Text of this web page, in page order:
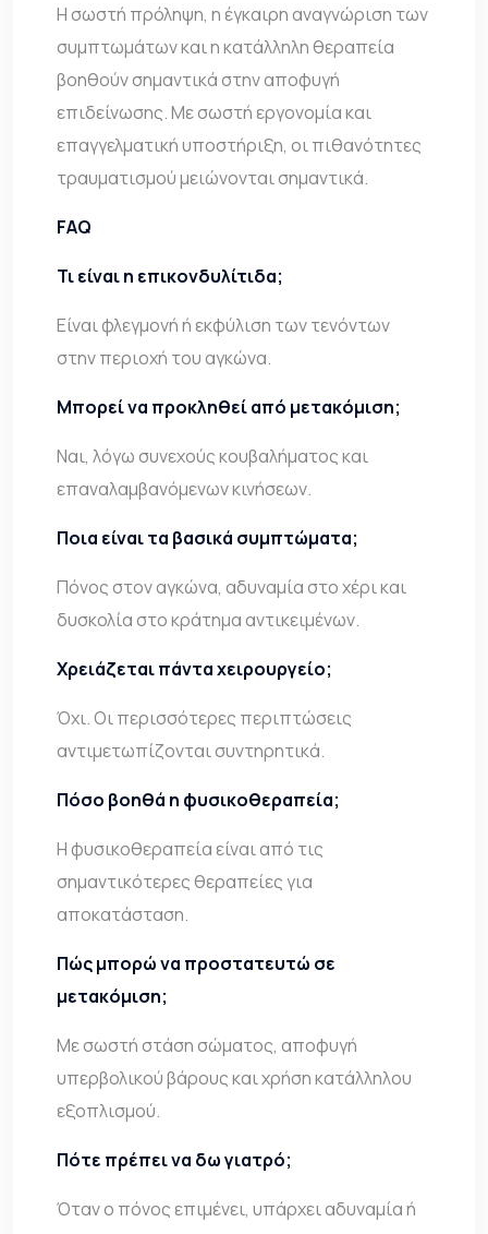
Η σωστή πρόληψη, η έγκαιρη αναγνώριση των
συμπτωμάτων και η κατάλληλη θεραπεία
βοηθούν σημαντικά στην αποφυγή
επιδείνωσης. Με σωστή εργονομία και
επαγγελματική υποστήριξη, οι πιθανότητες
τραυματισμού μειώνονται σημαντικά.
FAQ
Τι είναι η επικονδυλίτιδα;
Είναι φλεγμονή ή εκφύλιση των τενόντων
στην περιοχή του αγκώνα.
Μπορεί να προκληθεί από μετακόμιση;
Ναι, λόγω συνεχούς κουβαλήματος και
επαναλαμβανόμενων κινήσεων.
Ποια είναι τα βασικά συμπτώματα;
Πόνος στον αγκώνα, αδυναμία στο χέρι και
δυσκολία στο κράτημα αντικειμένων.
Χρειάζεται πάντα χειρουργείο;
Όχι. Οι περισσότερες περιπτώσεις
αντιμετωπίζονται συντηρητικά.
Πόσο βοηθά η φυσικοθεραπεία;
Η φυσικοθεραπεία είναι από τις
σημαντικότερες θεραπείες για
αποκατάσταση.
Πώς μπορώ να προστατευτώ σε
μετακόμιση;
Με σωστή στάση σώματος, αποφυγή
υπερβολικού βάρους και χρήση κατάλληλου
εξοπλισμού.
Πότε πρέπει να δω γιατρό;
Όταν ο πόνος επιμένει, υπάρχει αδυναμία ή